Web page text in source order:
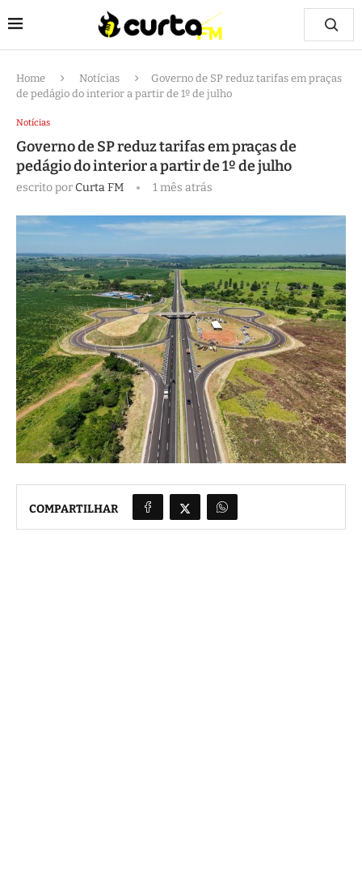
Home Notícias
Governo de SP reduz tarifas em praças
de pedágio do interior a partir de 1º de julho
Notícias
Governo de SP reduz tarifas em praças de
pedágio do interior a partir de 1º de julho
escrito porCurta FM 1 mês atrás
COMPARTILHAR